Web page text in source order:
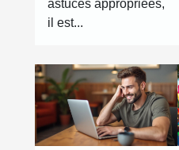
astuces appropriées,
il est...